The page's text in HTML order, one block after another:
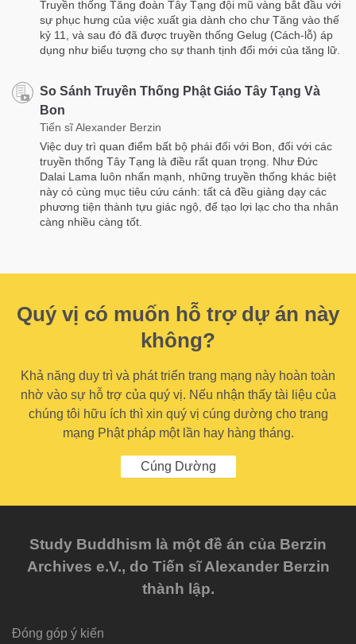
Truyền thống Tăng đoàn Tây Tạng đội mũ vàng bắt đầu với
sự phục hưng của việc xuất gia dành cho chư Tăng vào thế
kỷ 11, và sau đó đã được truyền thống Gelug (Cách-lỗ) áp
dụng như biểu tượng cho sự thanh tịnh đổi mới của tăng lữ.
So Sánh Truyền Thống Phật Giáo Tây Tạng Và
Bon
Tiến sĩ Alexander Berzin
Việc duy trì quan điểm bất bộ phái đối với Bon, đối với các
truyền thống Tây Tạng là điều rất quan trọng. Như Đức
Dalai Lama luôn nhấn mạnh, những truyền thống khác biệt
này có cùng mục tiêu cứu cánh: tất cả đều giảng dạy các
phương tiện thành tựu giác ngộ, để tạo lợi lạc cho tha nhân
càng nhiều càng tốt.
Quý vị có muốn hỗ trợ dự án này
không?
Khả năng duy trì và phát triển trang mạng này hoàn toàn
nhờ vào sự hỗ trợ của quý vị. Nếu nhận thấy tài liệu của
chúng tôi hữu ích thì xin quý vị cúng dường cho trang
mạng Phật pháp một lần hay hàng tháng.
Cúng Dường
Study Buddhism là một đề án của Berzin
Archives e.V., do Tiến sĩ Alexander Berzin
thành lập.
Đóng góp ý kiến